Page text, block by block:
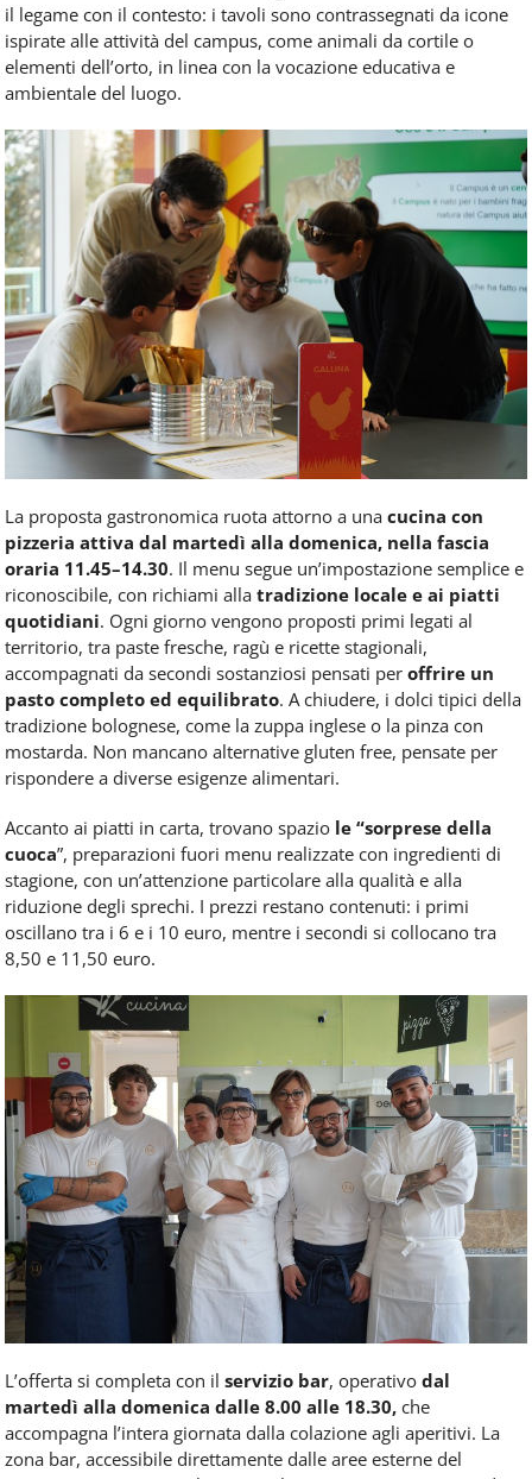
il legame con il contesto: i tavoli sono contrassegnati da icone
ispirate alle attività del campus, come animali da cortile o
elementi dell’orto, in linea con la vocazione educativa e
ambientale del luogo.
La proposta gastronomica ruota attorno a una cucina con
pizzeria attiva dal martedì alla domenica, nella fascia
oraria 11.45–14.30. Il menu segue un’impostazione semplice e
riconoscibile, con richiami alla tradizione locale e ai piatti
quotidiani. Ogni giorno vengono proposti primi legati al
territorio, tra paste fresche, ragù e ricette stagionali,
accompagnati da secondi sostanziosi pensati per offrire un
pasto completo ed equilibrato. A chiudere, i dolci tipici della
tradizione bolognese, come la zuppa inglese o la pinza con
mostarda. Non mancano alternative gluten free, pensate per
rispondere a diverse esigenze alimentari.
Accanto ai piatti in carta, trovano spazio le “sorprese della
cuoca”, preparazioni fuori menu realizzate con ingredienti di
stagione, con un’attenzione particolare alla qualità e alla
riduzione degli sprechi. I prezzi restano contenuti: i primi
oscillano tra i 6 e i 10 euro, mentre i secondi si collocano tra
8,50 e 11,50 euro.
L’offerta si completa con il servizio bar, operativo dal
martedì alla domenica dalle 8.00 alle 18.30, che
accompagna l’intera giornata dalla colazione agli aperitivi. La
zona bar, accessibile direttamente dalle aree esterne del